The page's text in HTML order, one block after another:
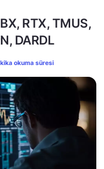
RTX, TMUS,
DARDL
okuma süresi